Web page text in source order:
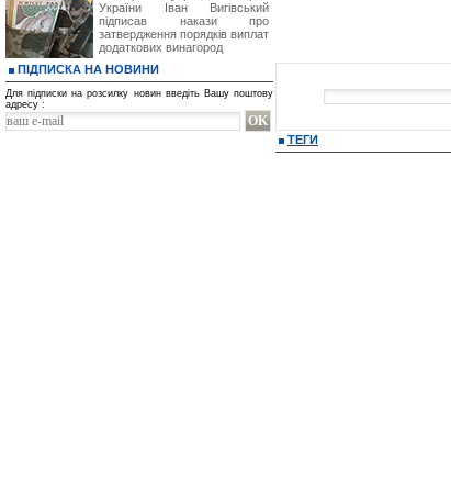
ТЕГИ
України Іван Вигівський
підписав накази про
затвердження порядків виплат
додаткових винагород
ПІДПИСКА НА НОВИНИ
Для підписки на розсилку новин введіть Вашу поштову
адресу :